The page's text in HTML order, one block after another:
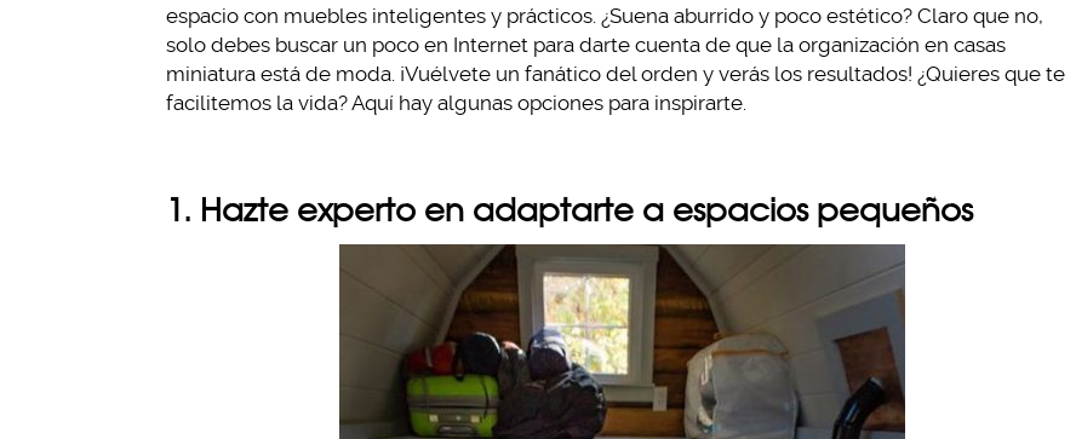
espacio con muebles inteligentes y prácticos. ¿Suena aburrido y poco estético? Claro que no,
solo debes buscar un poco en Internet para darte cuenta de que la organización en casas
miniatura está de moda. ¡Vuélvete un fanático del orden y verás los resultados! ¿Quieres que te
facilitemos la vida? Aquí hay algunas opciones para inspirarte.
1. Hazte experto en adaptarte a espacios pequeños